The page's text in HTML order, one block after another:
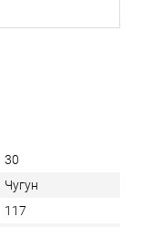
30
Чугун
117